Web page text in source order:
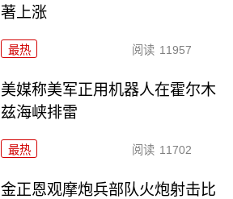
著上涨
最热 阅读 11957
美媒称美军正用机器人在霍尔木
兹海峡排雷
最热 阅读 11702
金正恩观摩炮兵部队火炮射击比